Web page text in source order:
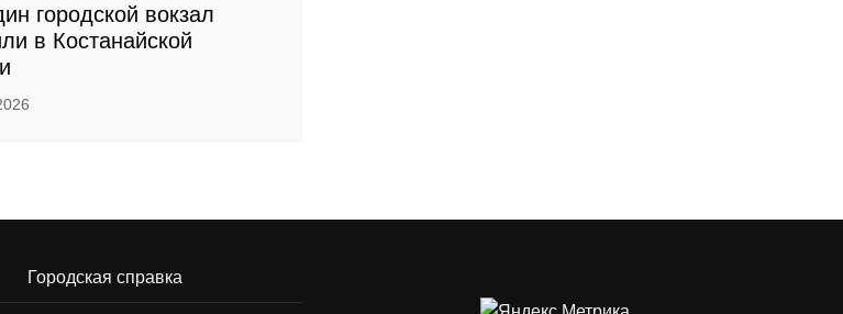
городской вокзал
в Костанайской
Городская справка